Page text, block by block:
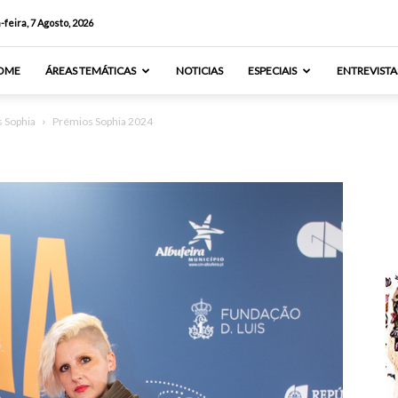
feira, 7 Agosto, 2026
ÁREAS TEMÁTICAS NOTICIAS ESPECIAIS
Sophia Prémios Sophia 2024